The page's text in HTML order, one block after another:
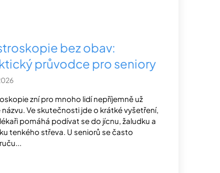
bez obav:
průvodce pro seniory
zní pro mnoho lidí nepříjemně už
Ve skutečnosti jde o krátké vyšetření,
pomáhá podívat se do jícnu, žaludku a
tenkého střeva. U seniorů se často